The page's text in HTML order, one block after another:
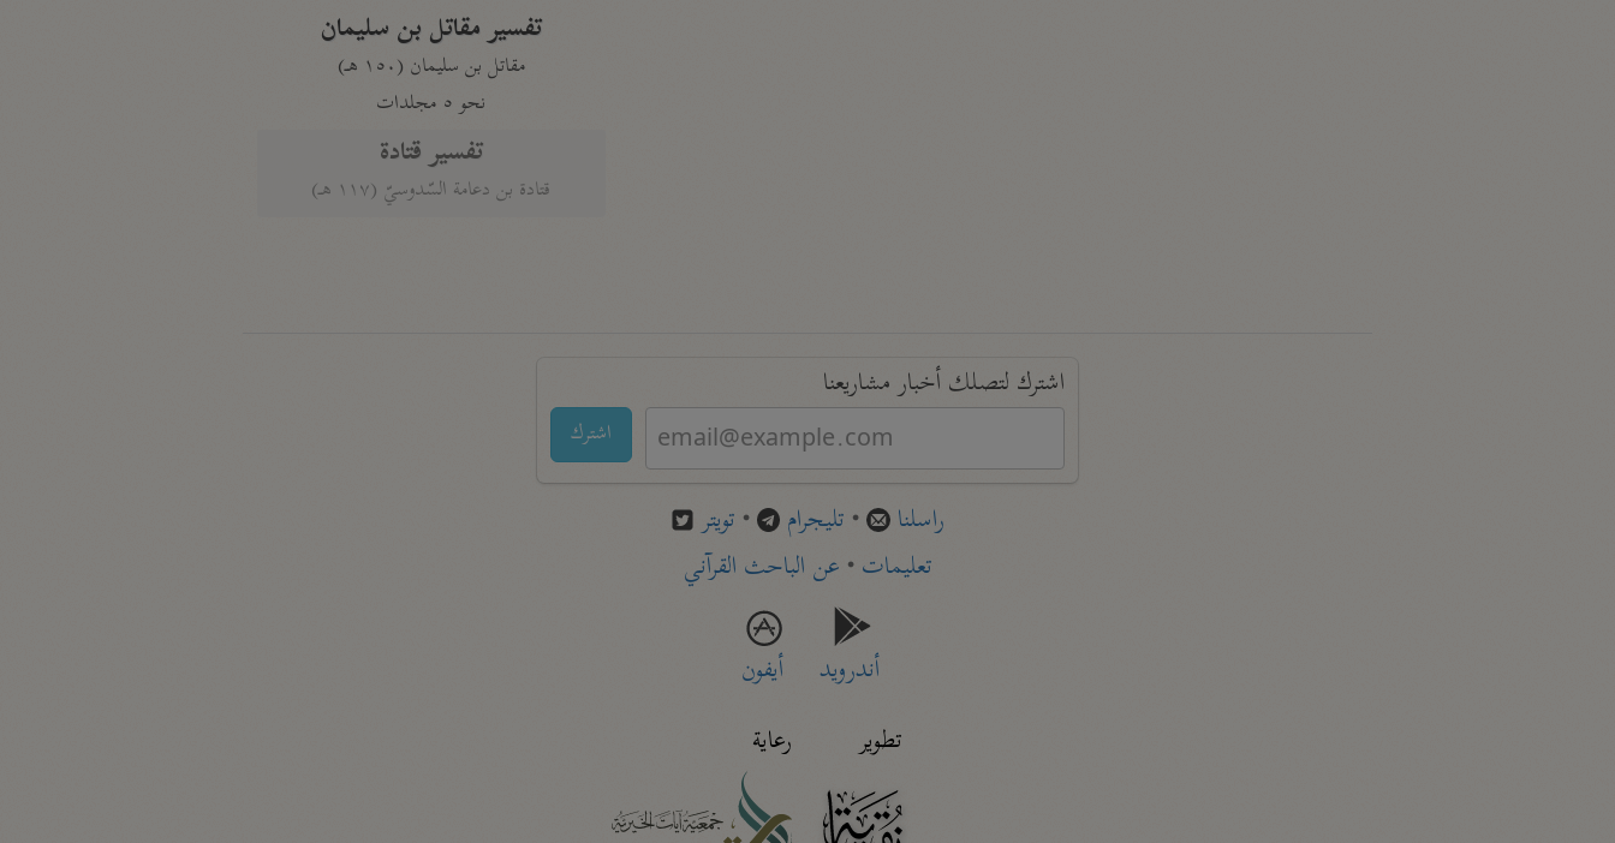
تفسير مقاتل بن سليمان
مقاتل بن سليمان (١٥٠ هـ)
نحو ٥ مجلدات
تفسير قتادة
قتادة بن دعامة السّدوسيّ (١١٧ هـ)
اشترك لتصلك أخبار مشاريعنا
اشترك
راسلنا • تليجرام • تويتر
تعليمات• عن الباحث القرآني
أندرويد
أيفون
تطوير
رعاية